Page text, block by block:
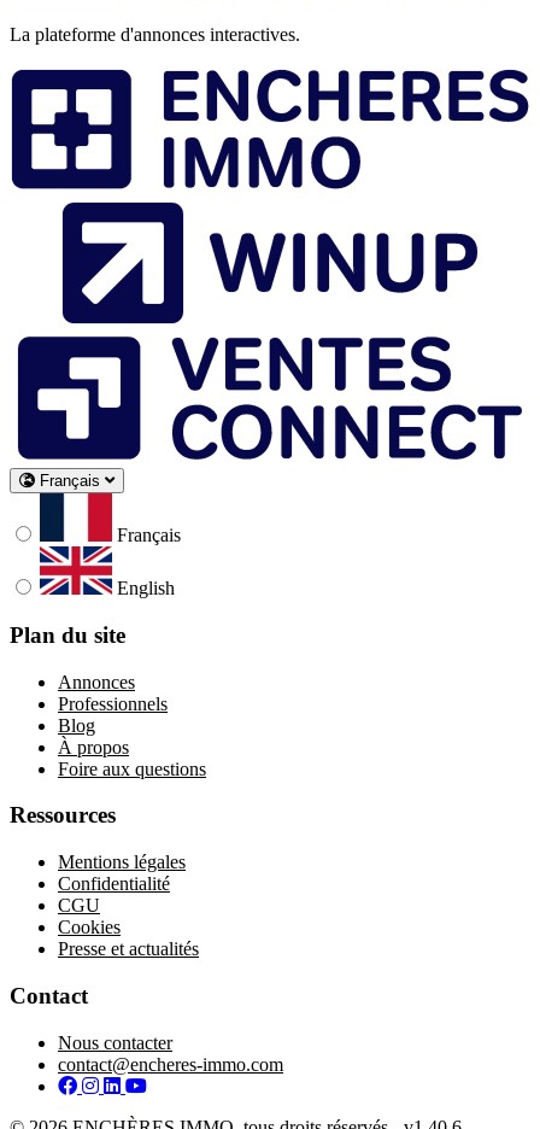
La plateforme d'annonces interactives.
Français
Français
English
Plan du site
Annonces
Professionnels
Blog
À propos
Foire aux questions
Ressources
Mentions légales
Confidentialité
CGU
Cookies
Presse et actualités
Contact
Nous contacter
contact@encheres-immo.com
Facebook
Instagram
LinkedIn
YouTube